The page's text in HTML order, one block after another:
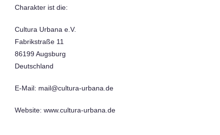
Charakter ist die:
Cultura Urbana e.V.
Fabrikstraße 11
86199 Augsburg
Deutschland
E-Mail: mail@cultura-urbana.de
Website: www.cultura-urbana.de